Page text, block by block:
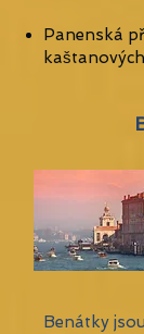
Panenská
Benátky